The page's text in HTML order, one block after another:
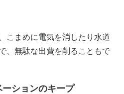
こまめに電気を消したり水道
、無駄な出費を削ることもで
ションのキープ